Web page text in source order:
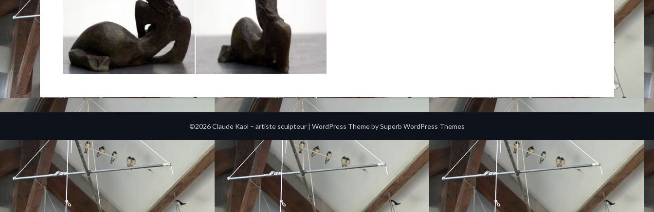
©2026 Claude Kaol – artiste sculpteur | WordPress Theme bySuperb WordPress Themes